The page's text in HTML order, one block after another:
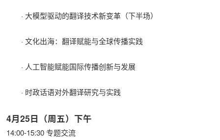
· 大模型驱动的翻译技术新变革（下半场）
· 文化出海：翻译赋能与全球传播实践
· 人工智能赋能国际传播创新与发展
· 时政话语对外翻译研究与实践
4月25日（周五）下午
14:00-15:30 专题交流